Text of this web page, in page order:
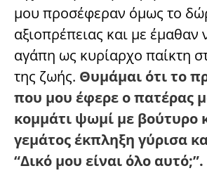
μου προσέφεραν όμως το
αξιοπρέπειας και με έμαθαν
αγάπη ως κυρίαρχο παίκτη
της ζωής. Θυμάμαι ότι το
που μου έφερε ο πατέρας
κομμάτι ψωμί με βούτυρο
γεμάτος έκπληξη γύρισα
“Δικό μου είναι όλο αυτό;”.